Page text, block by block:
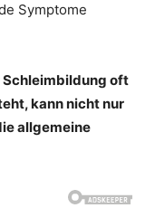
Symptome
Schleimbildung oft
kann nicht nur
allgemeine